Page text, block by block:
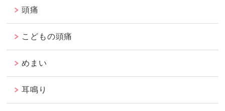
頭痛
こどもの頭痛
めまい
耳鳴り